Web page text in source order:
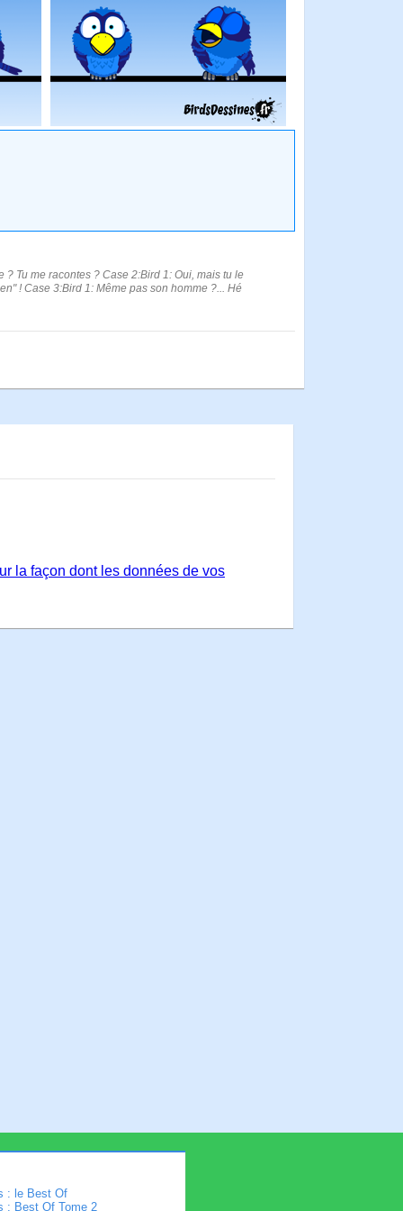
Tu me racontes ? Case 2:Bird 1: Oui, mais tu le
! Case 3:Bird 1: Même pas son homme ?... Hé
la façon dont les données de vos
: le Best Of
: Best Of Tome 2